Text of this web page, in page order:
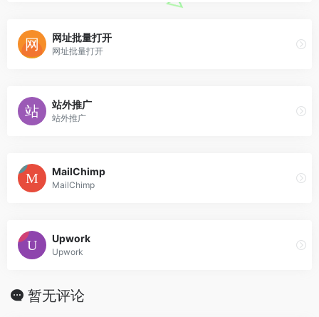
网址批量打开
网址批量打开
站外推广
站外推广
MailChimp
MailChimp
Upwork
Upwork
暂无评论